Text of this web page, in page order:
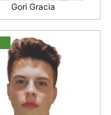
Gori Gracia